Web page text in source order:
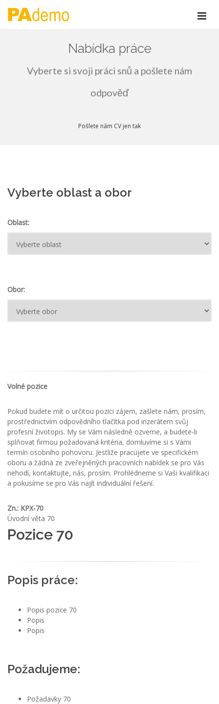
Nabídka práce
Vyberte si svoji práci snů a pošlete nám
odpověď
Pošlete nám CV jen tak
Vyberte oblast a obor
Oblast:
Obor:
Volné pozice
Pokud budete mít o určitou pozici zájem, zašlete nám, prosím,
prostřednictvím odpovědního tlačítka pod inzerátem svůj
profesní životopis. My se Vám následně ozveme, a budete-li
splňovat firmou požadovaná kritéria, domluvíme si s Vámi
termín osobního pohovoru. Jestliže pracujete ve specifickém
oboru a žádná ze zveřejněných pracovních nabídek se pro Vás
nehodí, kontaktujte, nás, prosím. Prohlédneme si Vaši kvalifikaci
a pokusíme se pro Vás najít individuální řešení.
Zn.: KPX-70
Úvodní věta 70
Pozice 70
Popis práce:
Popis pozice 70
Popis
Popis
Požadujeme:
Požadavky 70